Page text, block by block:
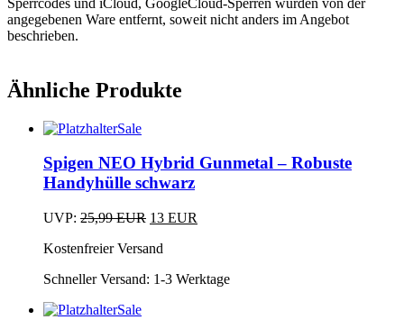
Sperrcodes und iCloud, GoogleCloud-Sperren wurden von der
angegebenen Ware entfernt, soweit nicht anders im Angebot
beschrieben.
Ähnliche Produkte
Sale
Produkt
weist
mehrere
auf.
Die
Optionen
können
der
Spigen NEO Hybrid Gunmetal – Robuste
Handyhülle schwarz
UVP: 25,99EUR Ursprünglicher
war:
13 EUR
Produkt
mehrere
auf.
Kostenfreier Versand
Schneller Versand: 1-3 Werktage
Sale